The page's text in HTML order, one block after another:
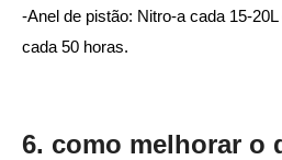
-Anel de pistão: Nitro-a cada 15-
cada 50 horas.
6. como melhorar o